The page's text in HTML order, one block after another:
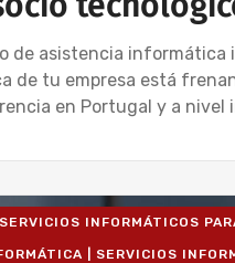
de asistencia informática
de tu empresa está
en Portugal y a
INFORMÁTICOS
| SERVICIOS